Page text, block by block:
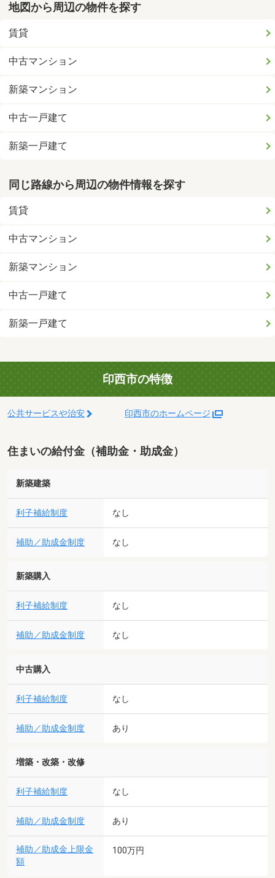
地図から周辺の物件を探す
賃貸
中古マンション
新築マンション
中古一戸建て
新築一戸建て
同じ路線から周辺の物件情報を探す
賃貸
中古マンション
新築マンション
中古一戸建て
新築一戸建て
印西市の特徴
公共サービスや治安 印西市のホームページ
住まいの給付金（補助金・助成金）
新築建築
利子補給制度 なし
補助／助成金制度 なし
新築購入
利子補給制度 なし
補助／助成金制度 なし
中古購入
利子補給制度 なし
補助／助成金制度 あり
増築・改築・改修
利子補給制度 なし
補助／助成金制度 あり
補助／助成金上限金
額
100万円